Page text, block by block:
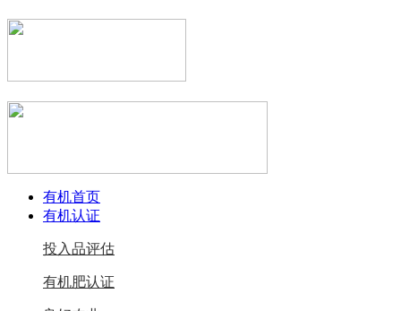
有机首页
有机认证
投入品评估
有机肥认证